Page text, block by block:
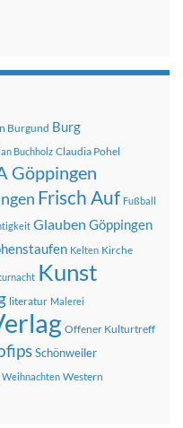
Burgund Burg
Buchholz Claudia Pohel
Göppingen
Frisch Auf Fußball
Glauben Göppingen
Kelten Kirche
Kunst
literatur Malerei
Offener Kulturtreff
Schönweiler
Weihnachten Western